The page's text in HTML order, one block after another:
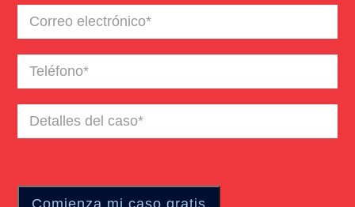
Correo
electrónico(Required)
Teléfono(Required)
Detalles
del